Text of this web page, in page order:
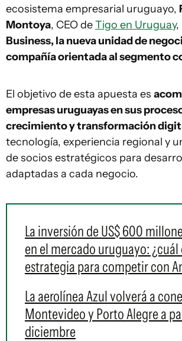
ecosistema empresarial uruguayo,
Montoya, CEO deTigo en Uruguay,
Business, la nueva unidad de
compañía orientada al segmento
El objetivo de esta apuesta es
empresas uruguayas en sus
crecimiento y transformación
tecnología, experiencia regional y
de socios estratégicos para
adaptadas a cada negocio.
La inversión de US$ 600
en el mercado uruguayo: ¿cuál
estrategia para competir con
La aerolínea Azul volverá a
Montevideo y Porto Alegre a
diciembre